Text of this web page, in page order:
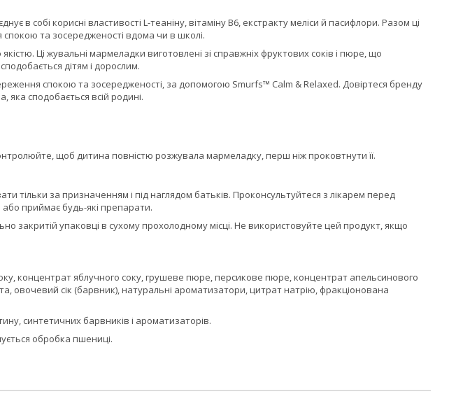
в собі корисні властивості L-теаніну, вітаміну B6, екстракту меліси й пасифлори. Разом ці
спокою та зосередженості вдома чи в школі.
Ці жувальні мармеладки виготовлені зі справжніх фруктових соків і пюре, що
дітям і дорослим.
спокою та зосередженості, за допомогою Smurfs™ Calm & Relaxed. Довіртеся бренду
сподобається всій родині.
щоб дитина повністю розжувала мармеладку, перш ніж проковтнути її.
тільки за призначенням і під наглядом батьків. Проконсультуйтеся з лікарем перед
приймає будь-які препарати.
закритій упаковці в сухому прохолодному місці. Не використовуйте цей продукт, якщо
концентрат яблучного соку, грушеве пюре, персикове пюре, концентрат апельсинового
овочевий сік (барвник), натуральні ароматизатори, цитрат натрію, фракціонована
синтетичних барвників і ароматизаторів.
обробка пшениці.